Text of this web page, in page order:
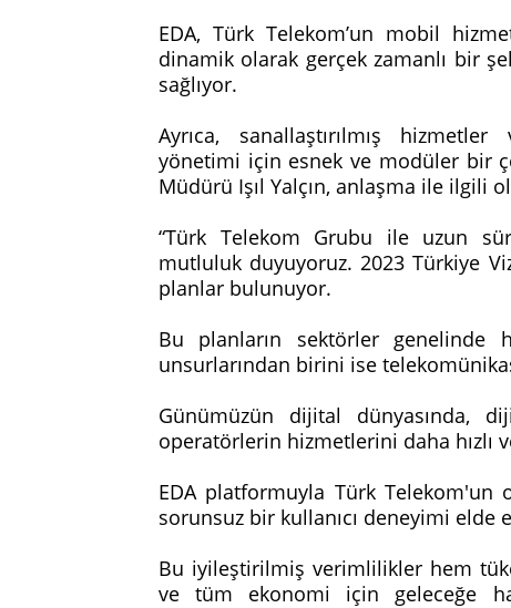
EDA, Türk Telekom’un mobil
dinamik olarak gerçek zamanlı bir
sağlıyor.
Ayrıca, sanallaştırılmış
yönetimi için esnek ve modüler bir
Müdürü Işıl Yalçın, anlaşma ile ilgili
“Türk Telekom Grubu ile uzun
mutluluk duyuyoruz. 2023 Türkiye
planlar bulunuyor.
Bu planların sektörler genelinde
unsurlarından birini ise
Günümüzün dijital dünyasında,
operatörlerin hizmetlerini daha hızlı
EDA platformuyla Türk Telekom'un
sorunsuz bir kullanıcı deneyimi elde
Bu iyileştirilmiş verimlilikler hem
ve tüm ekonomi için geleceğe